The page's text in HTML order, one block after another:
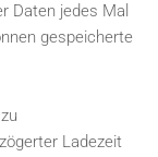
Daten jedes Mal
gespeicherte
Ladezeit